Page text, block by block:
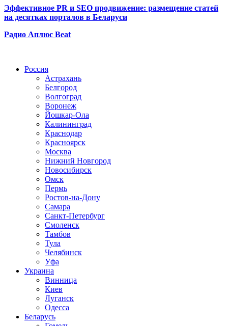
Эффективное PR и SEO продвижение: размещение статей
на десятках порталов в Беларуси
Радио Аплюс Beat
Россия
Астрахань
Белгород
Волгоград
Воронеж
Йошкар-Ола
Калининград
Краснодар
Красноярск
Москва
Нижний Новгород
Новосибирск
Омск
Пермь
Ростов-на-Дону
Самара
Санкт-Петербург
Смоленск
Тамбов
Тула
Челябинск
Уфа
Украина
Винница
Киев
Луганск
Одесса
Беларусь